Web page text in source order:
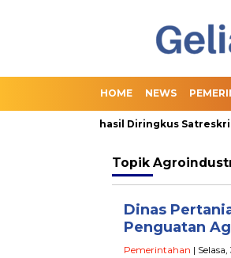
HOME NEWS
Slot Berhasil Diringkus Satreskrim
Topik
Dinas
Penguatan
Pemerintahan |